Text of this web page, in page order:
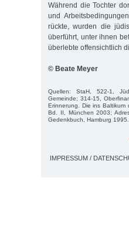
Während die Tochter
und
rückte, wurden die
überführt, unter ihnen
überlebte offensichtlich
© Beate Meyer
Quellen: StaH, 522-1,
Gemeinde; 314-15,
Erinnerung. Die ins Baltikum
Bd. II, München 2003;
Gedenkbuch, Hamburg 1995.
IMPRESSUM /